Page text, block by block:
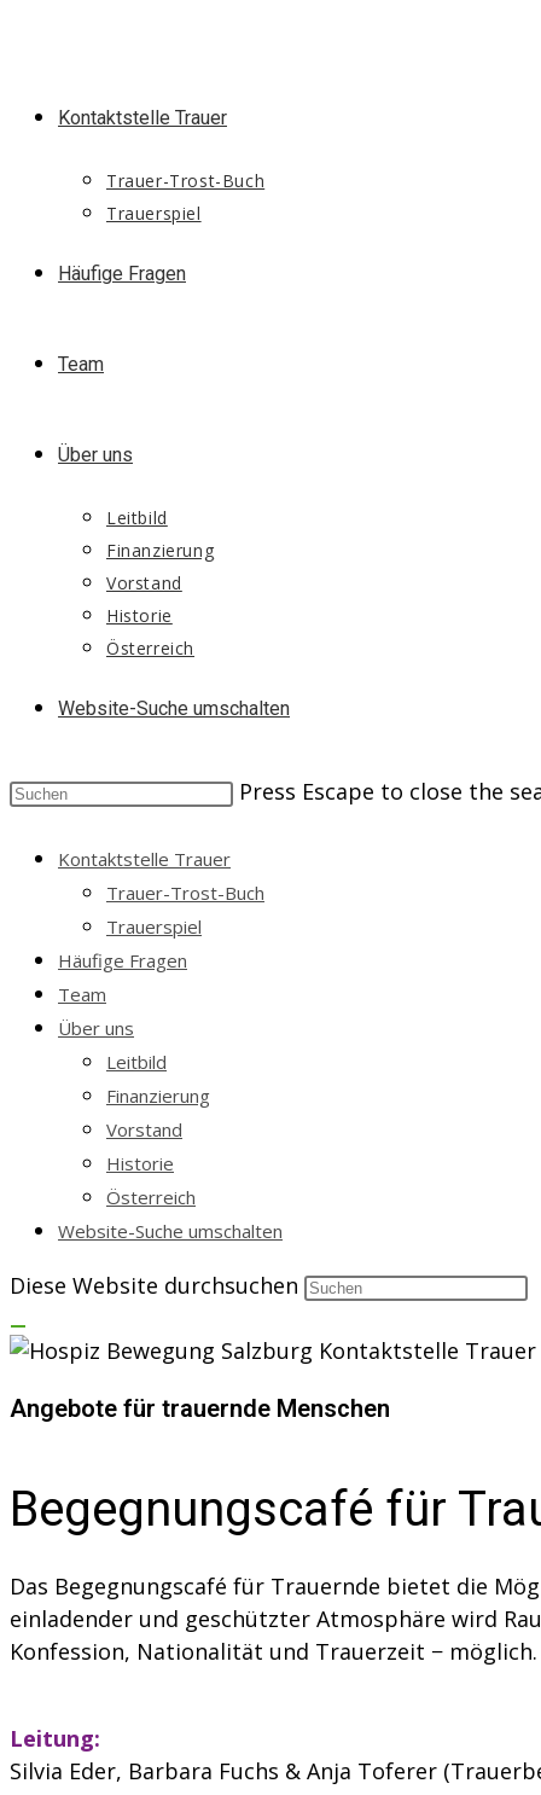
Kontaktstelle Trauer
Trauer-Trost-Buch
Trauerspiel
Häufige Fragen
Team
Über uns
Leitbild
Finanzierung
Vorstand
Historie
Österreich
Website-Suche umschalten
Press Escape to close the
Kontaktstelle Trauer
Trauer-Trost-Buch
Trauerspiel
Häufige Fragen
Team
Über uns
Leitbild
Finanzierung
Vorstand
Historie
Österreich
Website-Suche umschalten
Diese Website durchsuchen
Angebote für trauernde Menschen
Begegnungscafé für
Das Begegnungscafé für Trauernde bietet die
einladender und geschützter Atmosphäre wird
Konfession, Nationalität und Trauerzeit − möglich.
Leitung:
Silvia Eder, Barbara Fuchs & Anja Toferer